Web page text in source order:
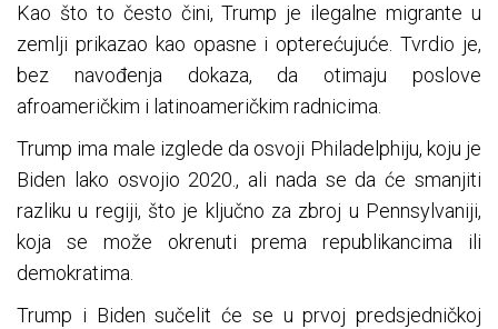
Kao što to često čini, Trump je ilegalne migrante u
zemlji prikazao kao opasne i opterećujuće. Tvrdio je,
bez navođenja dokaza, da otimaju poslove
afroameričkim i latinoameričkim radnicima.
Trump ima male izglede da osvoji Philadelphiju, koju je
Biden lako osvojio 2020., ali nada se da će smanjiti
razliku u regiji, što je ključno za zbroj u Pennsylvaniji,
koja se može okrenuti prema republikancima ili
demokratima.
Trump i Biden sučelit će se u prvoj predsjedničkoj